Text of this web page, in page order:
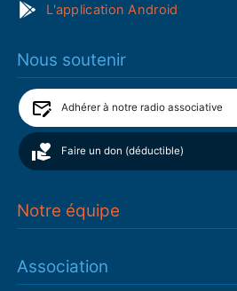
L'application Android
Nous soutenir
Adhérer à notre radio associative
Faire un don (déductible)
Notre équipe
Association